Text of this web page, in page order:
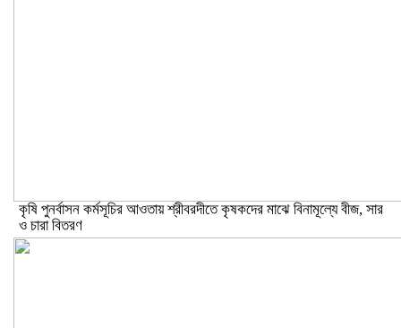
কৃষি পুনর্বাসন কর্মসূচির আওতায় শ্রীবরদীতে কৃষকদের মাঝে বিনামূল্যে বীজ, সার
ও চারা বিতরণ